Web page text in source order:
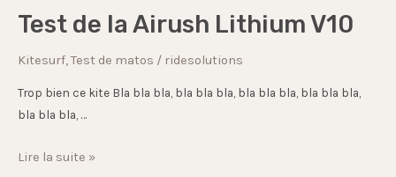
Test de la Airush Lithium V10
Kitesurf,Test de matos / ridesolutions
Trop bien ce kite Bla bla bla, bla bla bla, bla bla bla, bla bla bla,
bla bla bla, …
Lire la suite »